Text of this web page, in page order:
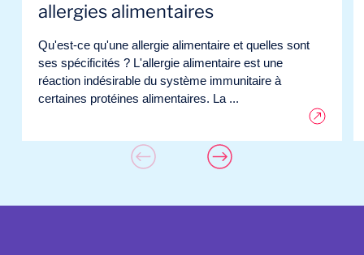
allergies alimentaires
Qu'est-ce qu'une allergie alimentaire et quelles sont
ses spécificités ? L'allergie alimentaire est une
réaction indésirable du système immunitaire à
certaines protéines alimentaires. La ...